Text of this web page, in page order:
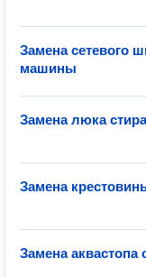
Замена сетевого
машины
Замена люка
Замена
Замена